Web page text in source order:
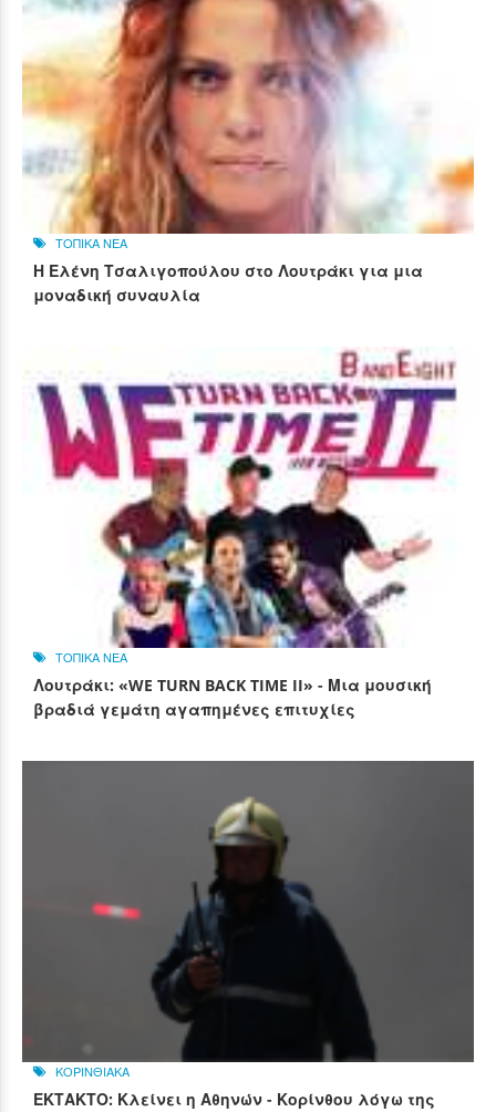
ΤΟΠΙΚΑ ΝΕΑ
Η Ελένη Τσαλιγοπούλου στο Λουτράκι για μια
μοναδική συναυλία
ΤΟΠΙΚΑ ΝΕΑ
Λουτράκι: «WE TURN BACK TIME II» - Μια μουσική
βραδιά γεμάτη αγαπημένες επιτυχίες
ΚΟΡΙΝΘΙΑΚΑ
ΕΚΤΑΚΤΟ: Κλείνει η Αθηνών - Κορίνθου λόγω της